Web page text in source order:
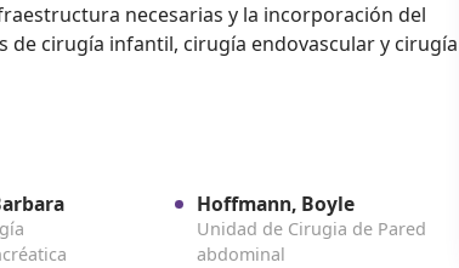
necesarias y la incorporación del
cirugía infantil, cirugía endovascular y cirugía
Hoffmann, Boyle
Unidad de Cirugia de Pared
abdominal